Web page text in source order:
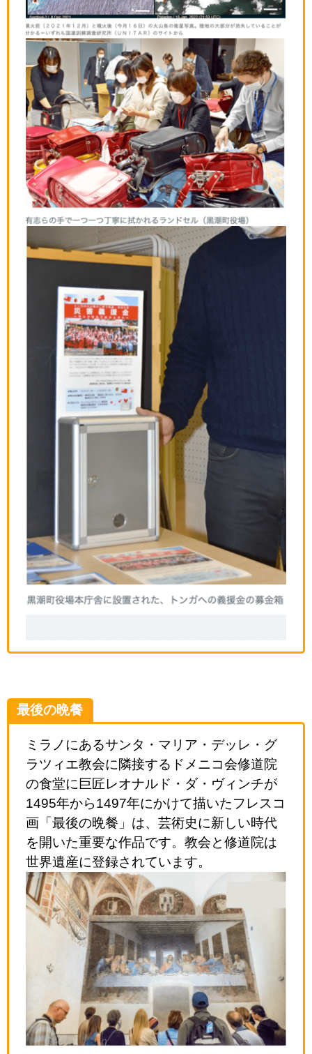
最後の晩餐
ミラノにあるサンタ・マリア・デッレ・グ
ラツィエ教会に隣接するドメニコ会修道院
の食堂に巨匠レオナルド・ダ・ヴィンチが
1495年から1497年にかけて描いたフレスコ
画「最後の晩餐」は、芸術史に新しい時代
を開いた重要な作品です。教会と修道院は
世界遺産に登録されています。